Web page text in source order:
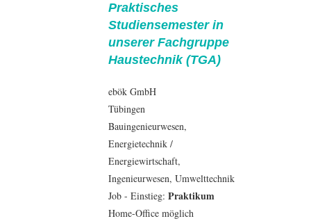
Praktisches
Studiensemester in
unserer Fachgruppe
Haustechnik (TGA)
ebök GmbH
Tübingen
Bauingenieurwesen,
Energietechnik /
Energiewirtschaft,
Ingenieurwesen, Umwelttechnik
Job - Einstieg: Praktikum
Home-Office möglich